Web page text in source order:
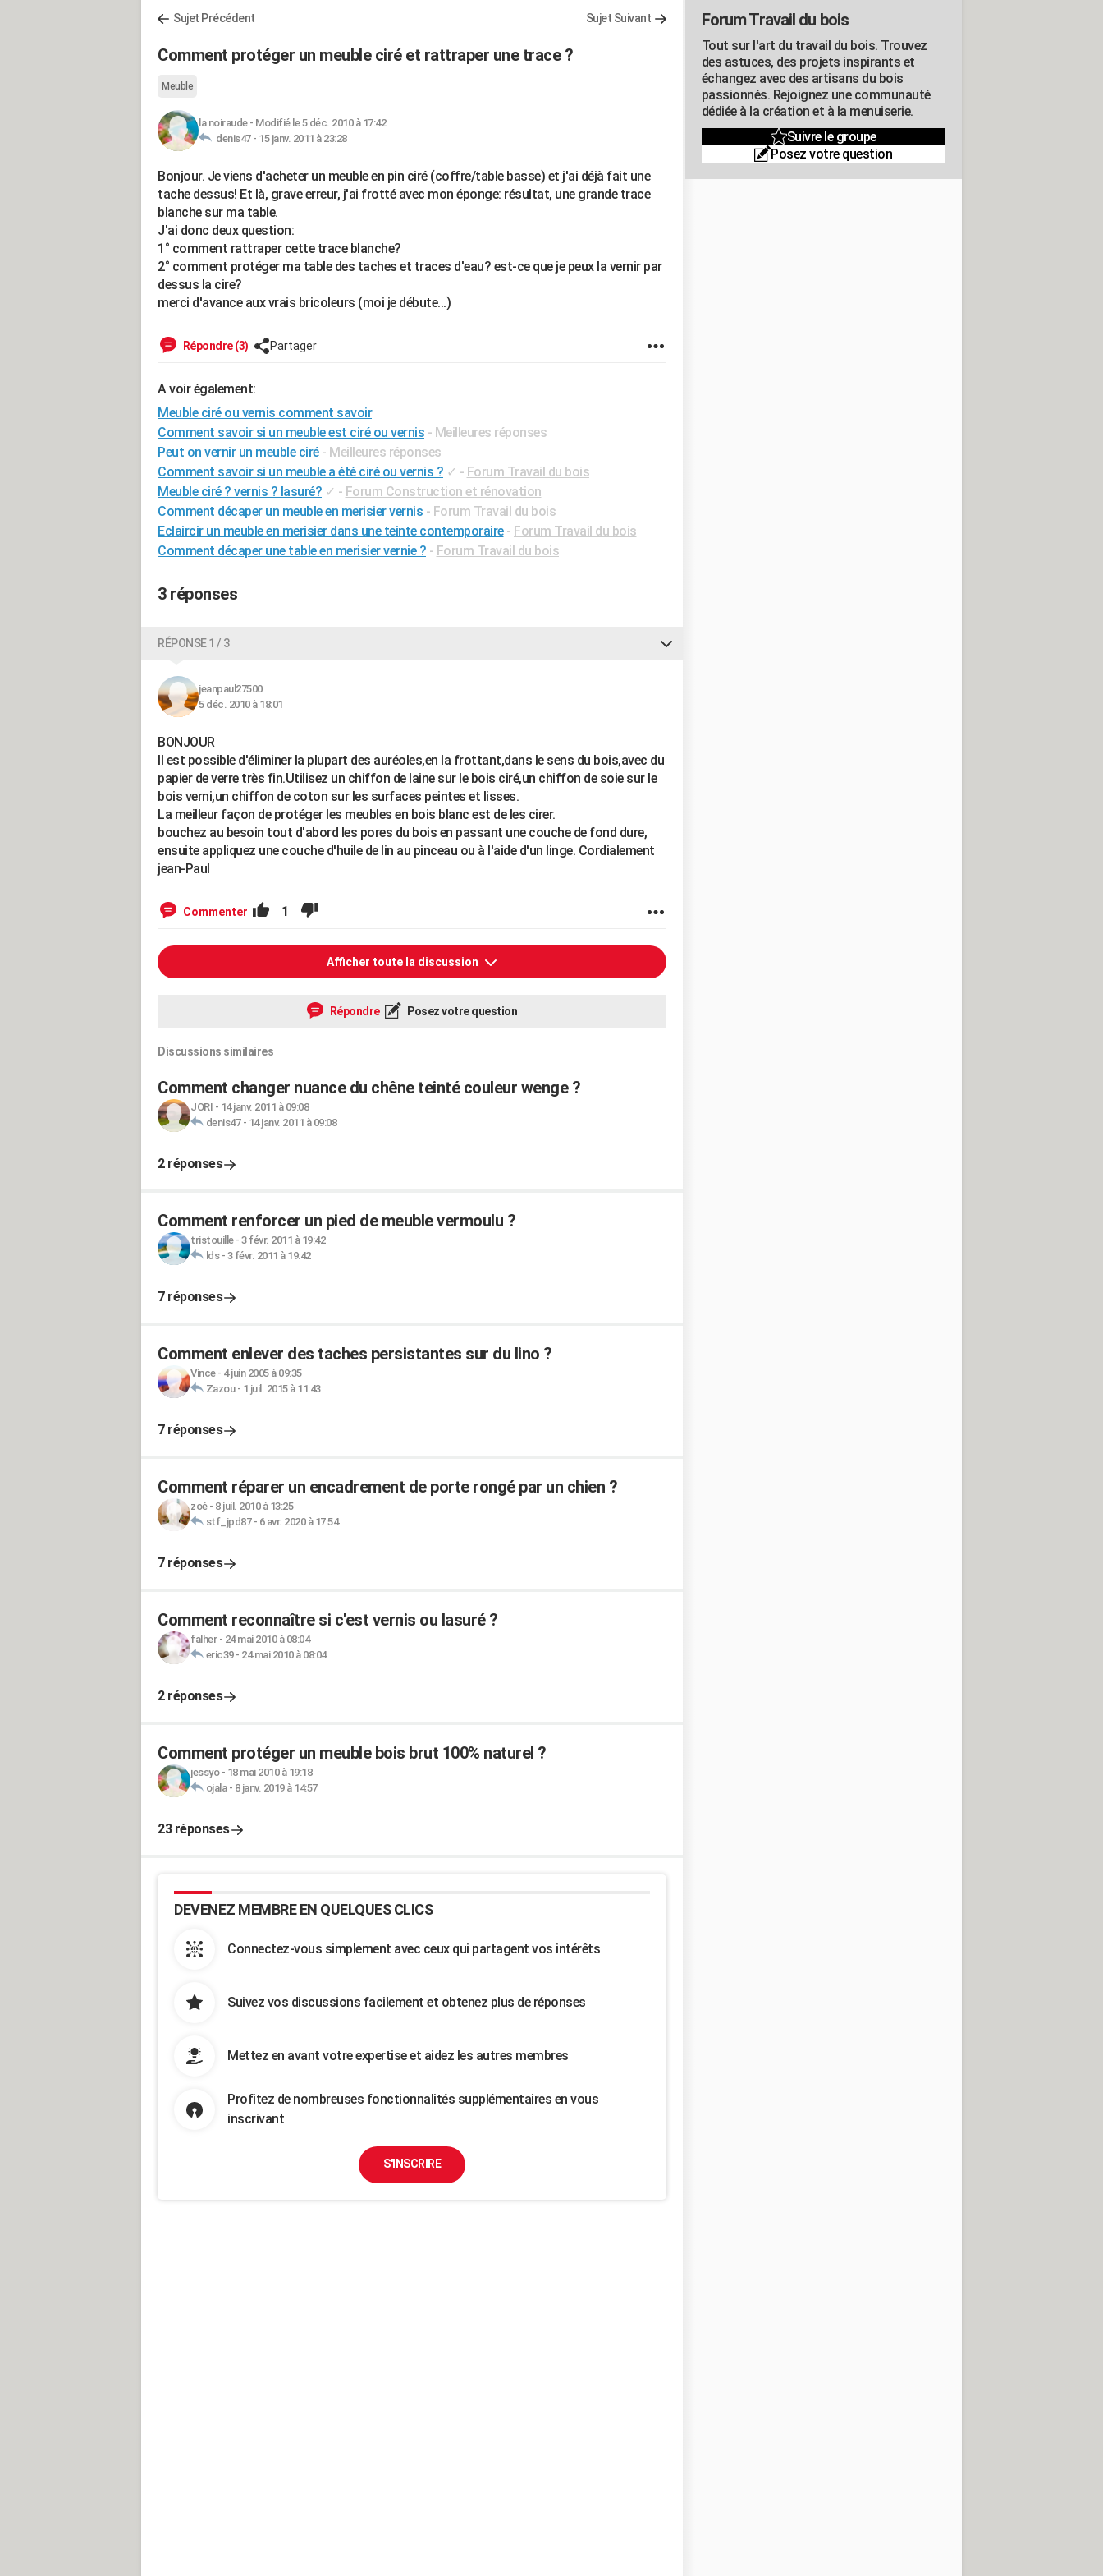
Sujet Précédent Sujet Suivant
Comment protéger un meuble ciré et rattraper une trace ?
Meuble
la noiraude- Modifié le 5 déc. 2010 à 17:42
denis47 - 15 janv. 2011 à 23:28
Bonjour. Je viens d'acheter un meuble en pin ciré (coffre/table basse) et j'ai déjà fait une
tache dessus! Et là, grave erreur, j'ai frotté avec mon éponge: résultat, une grande trace
blanche sur ma table.
J'ai donc deux question:
1° comment rattraper cette trace blanche?
2° comment protéger ma table des taches et traces d'eau? est-ce que je peux la vernir par
dessus la cire?
merci d'avance aux vrais bricoleurs (moi je débute...)
Répondre (3) Partager
A voir également:
Meuble ciré ou vernis comment savoir
Comment savoir si un meuble est ciré ou vernis - Meilleures réponses
Peut on vernir un meuble ciré - Meilleures réponses
Comment savoir si un meuble a été ciré ou vernis ? ✓ - Forum Travail du bois
Meuble ciré ? vernis ? lasuré? ✓ - Forum Construction et rénovation
Comment décaper un meuble en merisier vernis - Forum Travail du bois
Eclaircir un meuble en merisier dans une teinte contemporaire - Forum Travail du bois
Comment décaper une table en merisier vernie ? - Forum Travail du bois
3 réponses
RÉPONSE 1 / 3
jeanpaul27500
5 déc. 2010 à 18:01
BONJOUR
Il est possible d'éliminer la plupart des auréoles,en la frottant,dans le sens du bois,avec du
papier de verre très fin.Utilisez un chiffon de laine sur le bois ciré,un chiffon de soie sur le
bois verni,un chiffon de coton sur les surfaces peintes et lisses.
La meilleur façon de protéger les meubles en bois blanc est de les cirer.
bouchez au besoin tout d'abord les pores du bois en passant une couche de fond dure,
ensuite appliquez une couche d'huile de lin au pinceau ou à l'aide d'un linge. Cordialement
jean-Paul
Commenter 1
Afficher toute la discussion
Répondre Posez votre question
Discussions similaires
Comment changer nuance du chêne teinté couleur wenge ?
JORI - 14 janv. 2011 à 09:08
denis47- 14 janv. 2011 à 09:08
2 réponses
Comment renforcer un pied de meuble vermoulu ?
tristouille- 3 févr. 2011 à 19:42
lds- 3 févr. 2011 à 19:42
7 réponses
Comment enlever des taches persistantes sur du lino ?
Vince- 4 juin 2005 à 09:35
Zazou- 1 juil. 2015 à 11:43
7 réponses
Comment réparer un encadrement de porte rongé par un chien ?
zoé- 8 juil. 2010 à 13:25
stf_jpd87- 6 avr. 2020 à 17:54
7 réponses
Comment reconnaître si c'est vernis ou lasuré ?
falher- 24 mai 2010 à 08:04
eric39- 24 mai 2010 à 08:04
2 réponses
Comment protéger un meuble bois brut 100% naturel ?
jessyo- 18 mai 2010 à 19:18
ojala- 8 janv. 2019 à 14:57
23 réponses
DEVENEZ MEMBRE EN QUELQUES CLICS
Connectez-vous simplement avec ceux qui partagent vos intérêts
Suivez vos discussions facilement et obtenez plus de réponses
Mettez en avant votre expertise et aidez les autres membres
Profitez de nombreuses fonctionnalités supplémentaires en vous
inscrivant
S'INSCRIRE
Forum Travail du bois
Tout sur l'art du travail du bois. Trouvez
des astuces, des projets inspirants et
échangez avec des artisans du bois
passionnés. Rejoignez une communauté
dédiée à la création et à la menuiserie.
Suivre le groupe
Posez votre question